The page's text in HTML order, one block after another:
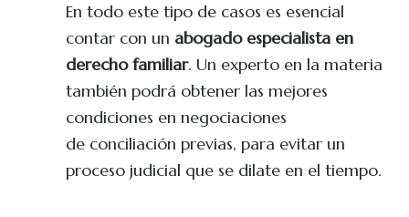
En todo este tipo de casos es esencial
contar con un abogado especialista en
derecho familiar. Un experto en la materia
también podrá obtener las mejores
condiciones en negociaciones
de conciliación previas, para evitar un
proceso judicial que se dilate en el tiempo.